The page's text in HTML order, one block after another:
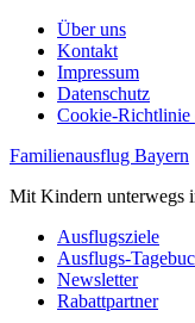
Über uns
Kontakt
Impressum
Datenschutz
Cookie-
Familienausflug Bayern
Mit Kindern unterwegs
Ausflugsziele
Ausflugs-
Newsletter
Rabattpartner